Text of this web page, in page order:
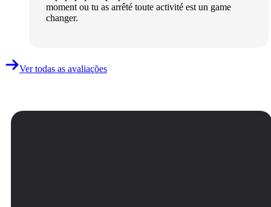
moment ou tu as arrêté toute activité est un game
changer.
Ver todas as avaliações